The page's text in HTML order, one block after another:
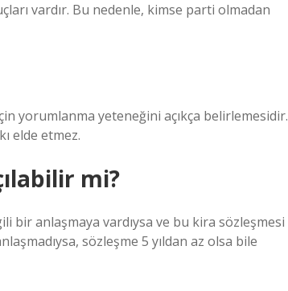
vardır. Bu nedenle, kimse parti olmadan
yorumlanma yeteneğini açıkça belirlemesidir.
elde etmez.
mi?
bir anlaşmaya vardıysa ve bu kira sözleşmesi
sözleşme 5 yıldan az olsa bile